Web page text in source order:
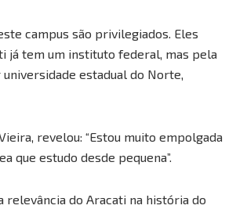
campus são privilegiados. Eles
já tem um instituto federal, mas pela
estadual do Norte,
revelou: “Estou muito empolgada
que estudo desde pequena”.
do Aracati na história do